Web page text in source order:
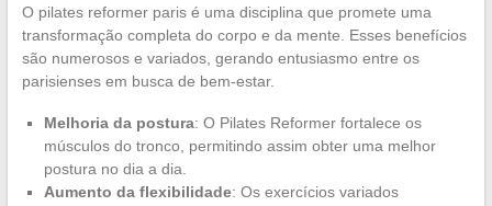
O pilates reformer paris é uma disciplina que promete uma
transformação completa do corpo e da mente. Esses benefícios
são numerosos e variados, gerando entusiasmo entre os
parisienses em busca de bem-estar.
Melhoria da postura: O Pilates Reformer fortalece os
músculos do tronco, permitindo assim obter uma melhor
postura no dia a dia.
Aumento da flexibilidade: Os exercícios variados